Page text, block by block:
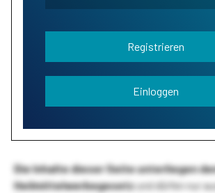
Registrieren
Einloggen
Die Inhalte dieser Seite unterliegen
Heilmittelwerbegesetzund dürfen nur